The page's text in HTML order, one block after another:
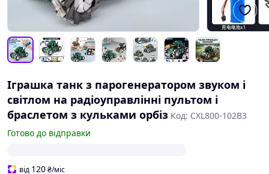
Іграшка танк з парогенератором звуком і
світлом на радіоуправлінні пультом і
браслетом з кульками орбіз Код: CXL800-102B3
Готово до відправки
від 120₴/міс